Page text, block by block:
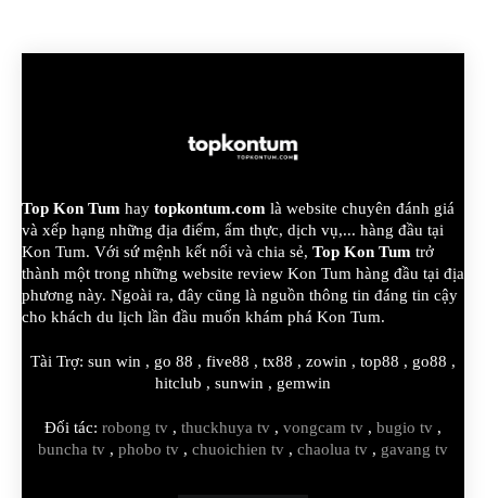
Top Kon Tum hay topkontum.com là website chuyên đánh giá
và xếp hạng những địa điểm, ẩm thực, dịch vụ,... hàng đầu tại
Kon Tum. Với sứ mệnh kết nối và chia sẻ, Top Kon Tum trở
thành một trong những website review Kon Tum hàng đầu tại địa
phương này. Ngoài ra, đây cũng là nguồn thông tin đáng tin cậy
cho khách du lịch lần đầu muốn khám phá Kon Tum.
Tài Trợ: sun win , go 88 , five88 , tx88 , zowin , top88 , go88 ,
hitclub , sunwin , gemwin
Đối tác: robong tv , thuckhuya tv , vongcam tv , bugio tv ,
buncha tv , phobo tv , chuoichien tv , chaolua tv , gavang tv